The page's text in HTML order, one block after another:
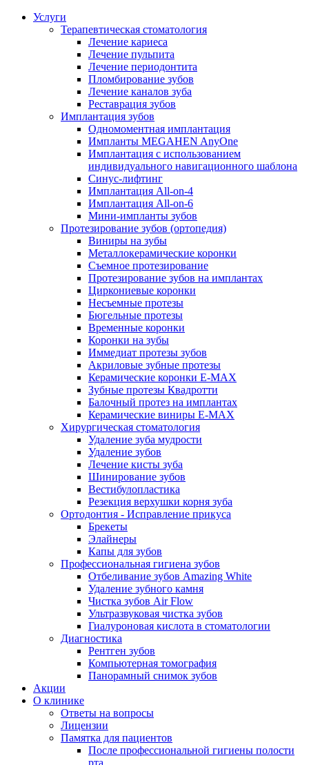
Услуги
Терапевтическая стоматология
Лечение кариеса
Лечение пульпита
Лечение периодонтита
Пломбирование зубов
Лечение каналов зуба
Реставрация зубов
Имплантация зубов
Одномоментная имплантация
Импланты MEGAHEN AnyOne
Имплантация с использованием
индивидуального навигационного шаблона
Синус-лифтинг
Имплантация All-on-4
Имплантация All-on-6
Мини-импланты зубов
Протезирование зубов (ортопедия)
Виниры на зубы
Металлокерамические коронки
Съемное протезирование
Протезирование зубов на имплантах
Циркониевые коронки
Несъемные протезы
Бюгельные протезы
Временные коронки
Коронки на зубы
Иммедиат протезы зубов
Акриловые зубные протезы
Керамические коронки E-MAX
Зубные протезы Квадротти
Балочный протез на имплантах
Керамические виниры E-MAX
Хирургическая стоматология
Удаление зуба мудрости
Удаление зубов
Лечение кисты зуба
Шинирование зубов
Вестибулопластика
Резекция верхушки корня зуба
Ортодонтия - Исправление прикуса
Брекеты
Элайнеры
Капы для зубов
Профессиональная гигиена зубов
Отбеливание зубов Amazing White
Удаление зубного камня
Чистка зубов Air Flow
Ультразвуковая чистка зубов
Гиалуроновая кислота в стоматологии
Диагностика
Рентген зубов
Компьютерная томография
Панорамный снимок зубов
Акции
О клинике
Ответы на вопросы
Лицензии
Памятка для пациентов
После профессиональной гигиены полости
рта